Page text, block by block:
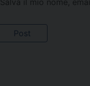
Salva il mio nome,